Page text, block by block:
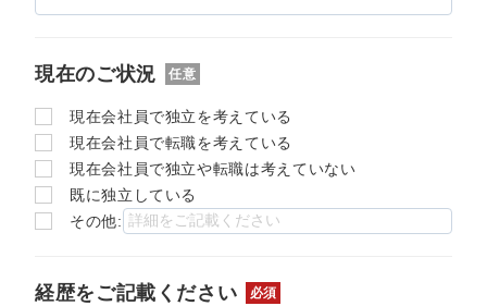
現在のご状況 任意
現在会社員で独立を考えている
現在会社員で転職を考えている
現在会社員で独立や転職は考えていない
既に独立している
その他:
経歴をご記載ください 必須